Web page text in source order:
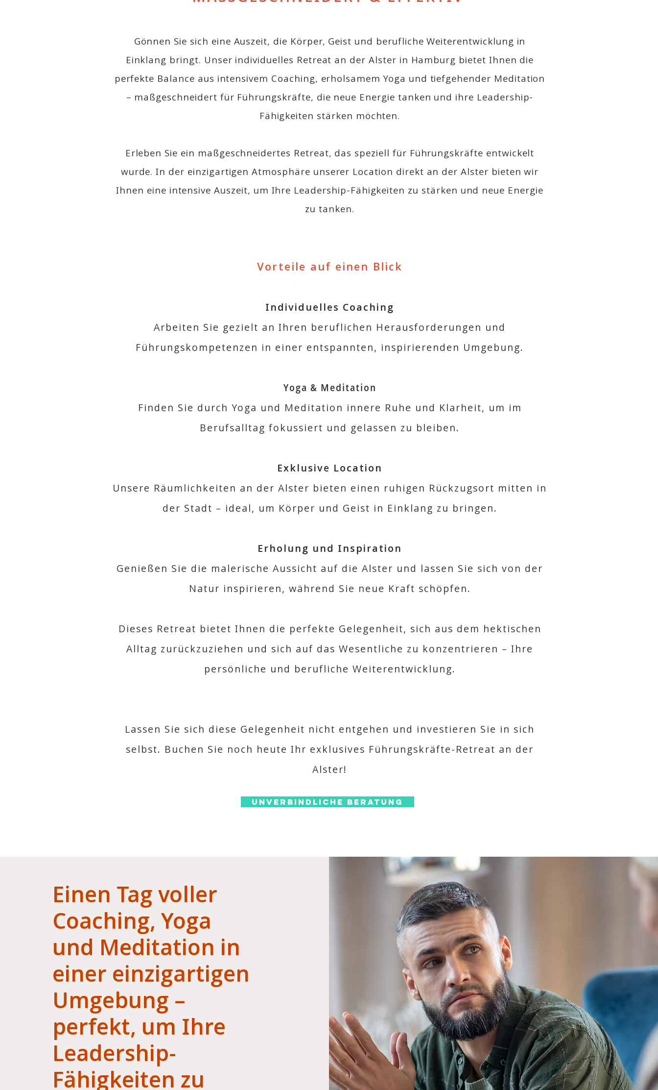
Gönnen Sie sich eine Auszeit, die Körper, Geist und berufliche Weiterentwicklung in
Einklang bringt. Unser individuelles Retreat an der Alster in Hamburg bietet Ihnen die
perfekte Balance aus intensivem Coaching, erholsamem Yoga und tiefgehender Meditation
– maßgeschneidert für Führungskräfte, die neue Energie tanken und ihre Leadership-
Fähigkeiten stärken möchten.
Erleben Sie ein maßgeschneidertes Retreat, das speziell für Führungskräfte entwickelt
wurde. In der einzigartigen Atmosphäre unserer Location direkt an der Alster bieten wir
Ihnen eine intensive Auszeit, um Ihre Leadership-Fähigkeiten zu stärken und neue Energie
zu tanken.
Vorteile auf einen Blick
Individuelles Coaching
Arbeiten Sie gezielt an Ihren beruflichen Herausforderungen und
Führungskompetenzen in einer entspannten, inspirierenden Umgebung.
Yoga & Meditation
Finden Sie durch Yoga und Meditation innere Ruhe und Klarheit, um im
Berufsalltag fokussiert und gelassen zu bleiben.
Exklusive Location
Unsere Räumlichkeiten an der Alster bieten einen ruhigen Rückzugsort mitten in
der Stadt – ideal, um Körper und Geist in Einklang zu bringen.
Erholung und Inspiration
Genießen Sie die malerische Aussicht auf die Alster und lassen Sie sich von der
Natur inspirieren, während Sie neue Kraft schöpfen.
Dieses Retreat bietet Ihnen die perfekte Gelegenheit, sich aus dem hektischen
Alltag zurückzuziehen und sich auf das Wesentliche zu konzentrieren – Ihre
persönliche und berufliche Weiterentwicklung.
Lassen Sie sich diese Gelegenheit nicht entgehen und investieren Sie in sich
selbst. Buchen Sie noch heute Ihr exklusives Führungskräfte-Retreat an der
Alster!
Unverbindliche Beratung
Einen Tag voller
Coaching, Yoga
und Meditation in
einer einzigartigen
Umgebung –
perfekt, um Ihre
Leadership-
Fähigkeiten zu